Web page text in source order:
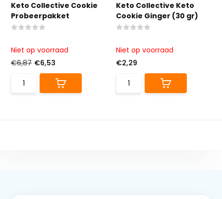
Keto Collective Cookie
Probeerpakket
Niet op voorraad
€6,87 €6,53
Keto Collective Keto
Cookie Ginger (30 gr)
Niet op voorraad
€2,29